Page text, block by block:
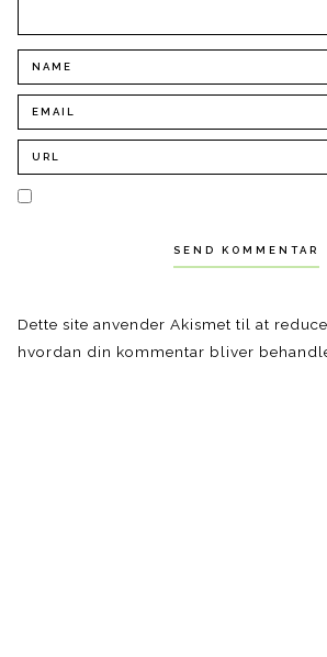
Dette site anvender Akismet til at
hvordan din kommentar bliver